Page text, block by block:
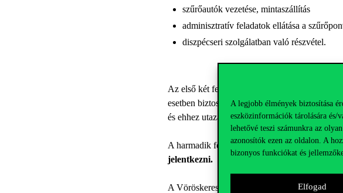
A legjobb élmények biztosítása
eszközinformációk tárolására és/
lehetővé teszi számunkra az
azonosítók ezen az oldalon. A
bizonyos funkciókat és
Elfogad
szűrőautók vezetése, mintaszállítás
adminisztratív feladatok ellátása a
diszpécseri szolgálatban való részvétel.
Az első két feladat során az önkéntesek
esetben biztosított. A feladat ellátására
és ehhez utazási költségtérítést is igényelhet.A
A harmadik feladatkör esetében kizárható a
jelentkezni.
A Vöröskereszt várja minden olyan önkéntes